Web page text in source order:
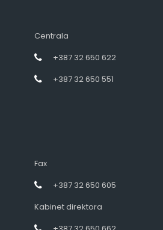
Centrala
+387 32 650 622
+387 32 650 551
Fax
+387 32 650 605
Kabinet direktora